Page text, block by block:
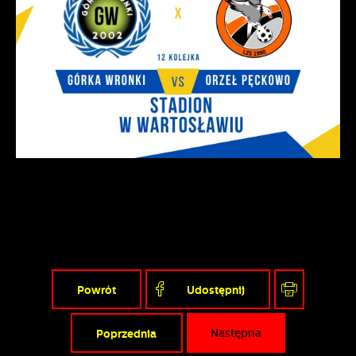
Powrót Udostępnij
Poprzednia Następna